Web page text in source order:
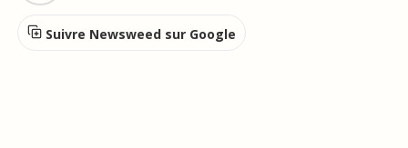
Suivre Newsweed sur Google